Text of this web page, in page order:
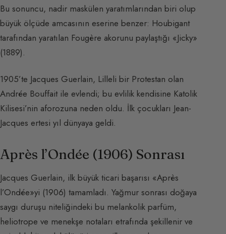
Bu sonuncu, nadir maskülen yaratımlarından biri olup
büyük ölçüde amcasının eserine benzer: Houbigant
tarafından yaratılan Fougère akorunu paylaştığı «Jicky»
(1889).
1905’te Jacques Guerlain, Lilleli bir Protestan olan
Andrée Bouffait ile evlendi; bu evlilik kendisine Katolik
Kilisesi’nin aforozuna neden oldu. İlk çocukları Jean-
Jacques ertesi yıl dünyaya geldi.
Après l’Ondée (1906) Sonrası
Jacques Guerlain, ilk büyük ticari başarısı «Après
l’Ondée»yi (1906) tamamladı. Yağmur sonrası doğaya
saygı duruşu niteliğindeki bu melankolik parfüm,
heliotrope ve menekşe notaları etrafında şekillenir ve